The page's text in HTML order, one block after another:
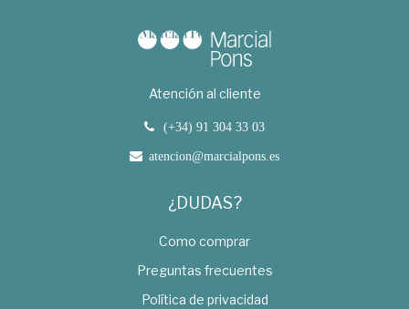
Atención al cliente
(+34) 91 304 33 03
atencion@marcialpons.es
¿DUDAS?
Como comprar
Preguntas frecuentes
Política de privacidad